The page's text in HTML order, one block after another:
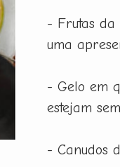
- Frutas da
uma
- Gelo em
estejam
- Canudos